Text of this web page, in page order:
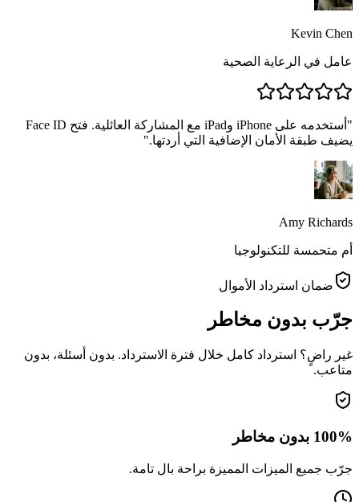
Kevin Chen
عامل في الرعاية الصحية
"
أستخدمه على iPhone وiPad مع المشاركة العائلية. فتح Face ID
يضيف طبقة الأمان الإضافية التي أردتها."
Amy Richards
أم متحمسة للتكنولوجيا
ضمان استرداد الأموال
جرّب بدون مخاطر
غير راضٍ؟ استرداد كامل خلال فترة الاسترداد. بدون أسئلة، بدون
متاعب.
100% بدون مخاطر
جرّب جميع الميزات المميزة براحة بال تامة.